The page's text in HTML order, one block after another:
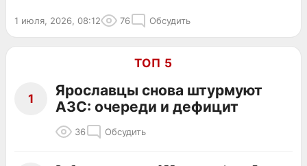
1 июля, 2026, 08:12 76 Обсудить
ТОП 5
1
Ярославцы снова штурмуют
АЗС: очереди и дефицит
36 Обсудить